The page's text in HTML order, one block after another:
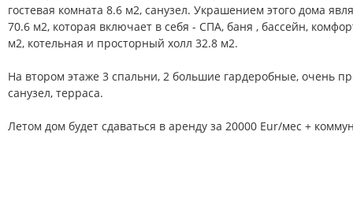
гостевая комната 8.6 м2, санузел. Украшением этого дома
70.6 м2, которая включает в себя - СПА, баня , бассейн,
м2, котельная и просторный холл 32.8 м2.
На втором этаже 3 спальни, 2 большие гардеробные, очень
санузел, терpаса.
Летом дом будет сдаваться в аренду за 20000 Eur/мес +